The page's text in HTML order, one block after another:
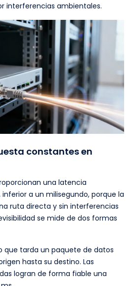
interferencias ambientales.
constantes en
una latencia
a un milisegundo, porque la
ruta directa y sin interferencias
se mide de dos formas
que tarda un paquete de datos
hasta su destino. Las
logran de forma fiable una